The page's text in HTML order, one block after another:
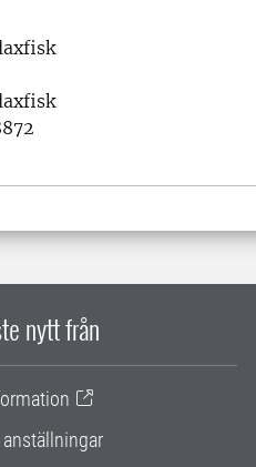
nytt från
anställningar